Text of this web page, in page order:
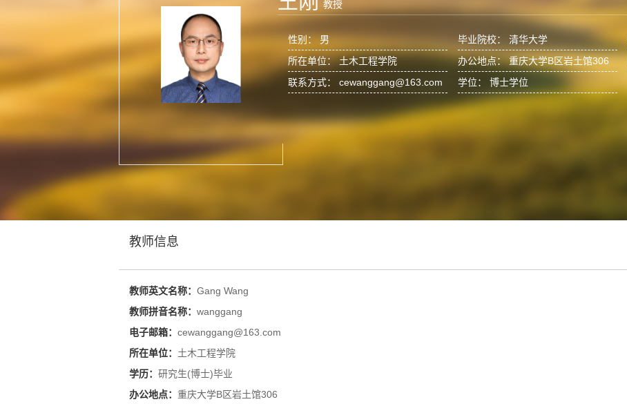
教授
性别： 男 毕业院校： 清华大学
所在单位： 土木工程学院
办公地点： 重庆大学B区岩土馆306
联系方式： cewanggang@163.com
学位： 博士学位
教师信息
教师英文名称： Gang Wang
教师拼音名称： wanggang
电子邮箱： cewanggang@163.com
所在单位： 土木工程学院
学历： 研究生(博士)毕业
办公地点： 重庆大学B区岩土馆306